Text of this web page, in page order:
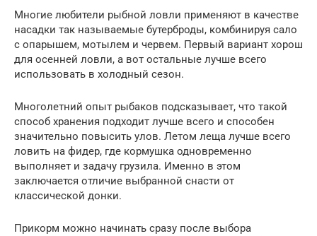
Многие любители рыбной ловли применяют в качестве
насадки так называемые бутерброды, комбинируя сало
с опарышем, мотылем и червем. Первый вариант хорош
для осенней ловли, а вот остальные лучше всего
использовать в холодный сезон.
Многолетний опыт рыбаков подсказывает, что такой
способ хранения подходит лучше всего и способен
значительно повысить улов. Летом леща лучше всего
ловить на фидер, где кормушка одновременно
выполняет и задачу грузила. Именно в этом
заключается отличие выбранной снасти от
классической донки.
Прикорм можно начинать сразу после выбора